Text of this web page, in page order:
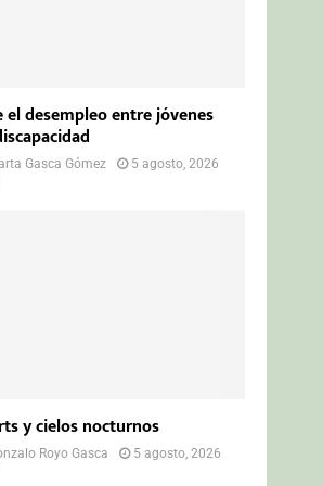
el desempleo entre jóvenes
Gasca Gómez
5 agosto, 2026
y cielos nocturnos
Royo Gasca
5 agosto, 2026